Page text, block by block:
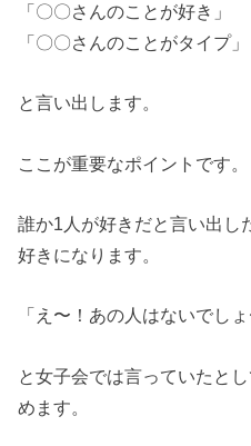
「〇〇さんのことが好き」
「〇〇さんのことがタイプ」
と言い出します。
ここが重要なポイントです。
誰か1人が好きだと言い出し
好きになります。
「え〜！あの人はないでしょ
と女子会では言っていたと
めます。